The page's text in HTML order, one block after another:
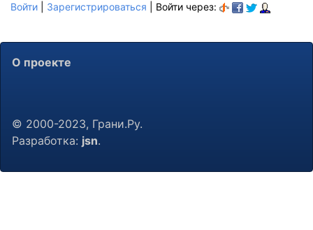
Войти Зарегистрироваться | Войти через:
О проекте
© 2000-2023, Грани.Ру.
Разработка: jsn.